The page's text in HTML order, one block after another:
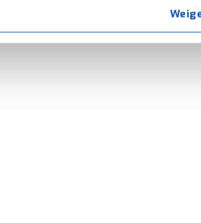
volgt – uiteraard op
. Als je weigert, plaatsen we alleen
via devoorkeurenpagina.